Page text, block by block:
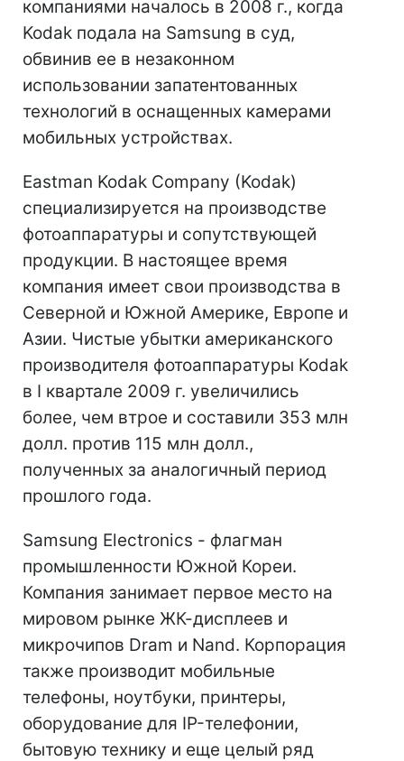
компаниями началось в 2008 г., когда
Kodak подала на Samsung в суд,
обвинив ее в незаконном
использовании запатентованных
технологий в оснащенных камерами
мобильных устройствах.
Eastman Kodak Company (Kodak)
специализируется на производстве
фотоаппаратуры и сопутствующей
продукции. В настоящее время
компания имеет свои производства в
Северной и Южной Америке, Европе и
Азии. Чистые убытки американского
производителя фотоаппаратуры Kodak
в I квартале 2009 г. увеличились
более, чем втрое и составили 353 млн
долл. против 115 млн долл.,
полученных за аналогичный период
прошлого года.
Samsung Electronics - флагман
промышленности Южной Кореи.
Компания занимает первое место на
мировом рынке ЖК-дисплеев и
микрочипов Dram и Nand. Корпорация
также производит мобильные
телефоны, ноутбуки, принтеры,
оборудование для IP-телефонии,
бытовую технику и еще целый ряд